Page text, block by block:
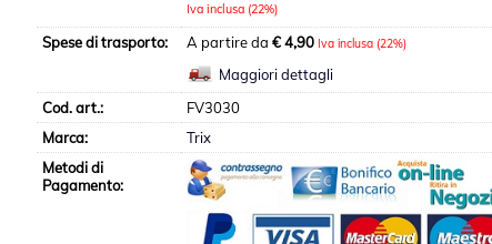
Hai perso la password?
Iva inclusa (22%)
Spese di trasporto: A partire da € 4,90 Iva inclusa (22%)
Maggiori dettagli
Cod. art.:
FV3030
Marca:
Trix
Metodi di
Pagamento: